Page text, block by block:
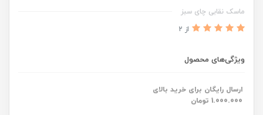
ماسک نقابی چای سبز
از 2
ویژگی‌های محصول
ارسال رایگان برای خرید بالای
1.000.000 تومان